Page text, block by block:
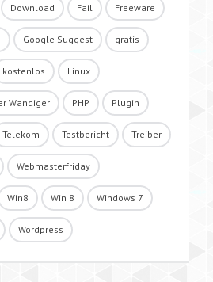
Download Fail Freeware
Google Suggest gratis
kostenlos Linux
Wandiger PHP Plugin
Telekom Testbericht Treiber
Webmasterfriday
Win8 Win 8 Windows 7
Wordpress